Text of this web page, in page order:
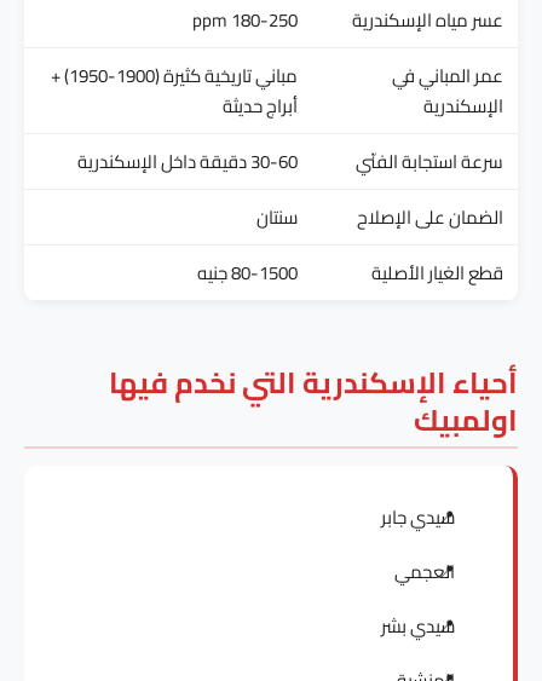
عسر مياه الإسكندرية
180-250 ppm
عمر المباني في
الإسكندرية
مباني تاريخية كثيرة (1900-1950) +
أبراج حديثة
سرعة استجابة الفنّي
30-60 دقيقة داخل الإسكندرية
الضمان على الإصلاح
سنتان
قطع الغيار الأصلية
80-1500 جنيه
أحياء الإسكندرية التي نخدم فيها
اولمبيك
سيدي جابر
العجمي
سيدي بشر